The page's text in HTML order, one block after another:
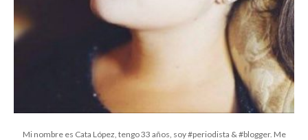
Mi nombre es Cata López, tengo 33 años, soy #periodista & #blogger. Me